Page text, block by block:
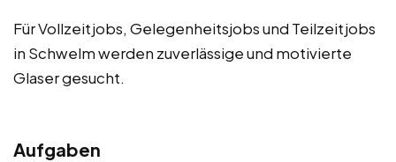
Für Vollzeitjobs, Gelegenheitsjobs und Teilzeitjobs
in Schwelm werden zuverlässige und motivierte
Glaser gesucht.
Aufgaben